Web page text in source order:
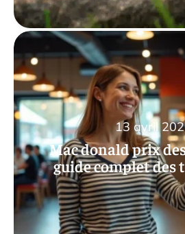
Mac donald prix
guide complet des
13 avril